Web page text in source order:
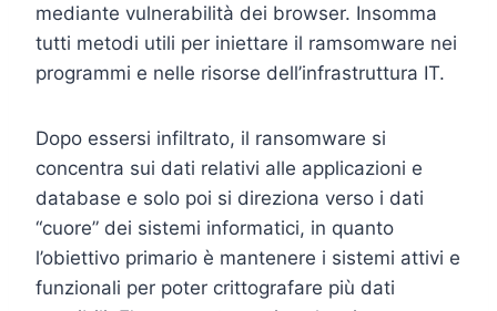
mediante vulnerabilità dei browser. Insomma
tutti metodi utili per iniettare il ramsomware nei
programmi e nelle risorse dell’infrastruttura IT.
Dopo essersi infiltrato, il ransomware si
concentra sui dati relativi alle applicazioni e
database e solo poi si direziona verso i dati
“cuore” dei sistemi informatici, in quanto
l’obiettivo primario è mantenere i sistemi attivi e
funzionali per poter crittografare più dati